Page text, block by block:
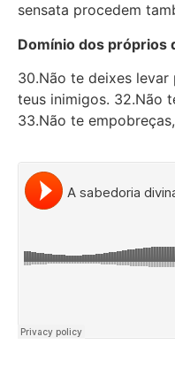
sensata procedem
Domínio dos próprios
30.Não te deixes
teus inimigos. 32.Não
33.Não te